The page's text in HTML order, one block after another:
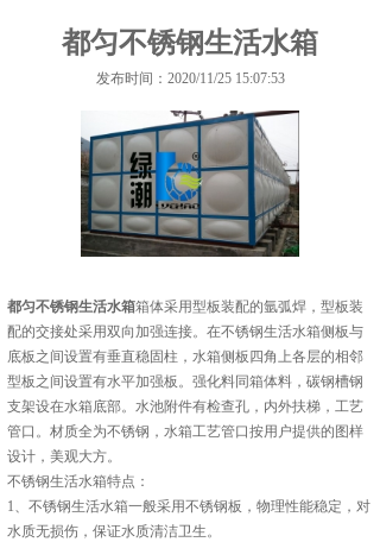
都匀不锈钢生活水箱
发布时间：2020/11/25 15:07:53
都匀不锈钢生活水箱箱体采用型板装配的氩弧焊，型板装
配的交接处采用双向加强连接。在不锈钢生活水箱侧板与
底板之间设置有垂直稳固柱，水箱侧板四角上各层的相邻
型板之间设置有水平加强板。强化料同箱体料，碳钢槽钢
支架设在水箱底部。水池附件有检查孔，内外扶梯，工艺
管口。材质全为不锈钢，水箱工艺管口按用户提供的图样
设计，美观大方。
不锈钢生活水箱特点：
1、不锈钢生活水箱一般采用不锈钢板，物理性能稳定，对
水质无损伤，保证水质清洁卫生。